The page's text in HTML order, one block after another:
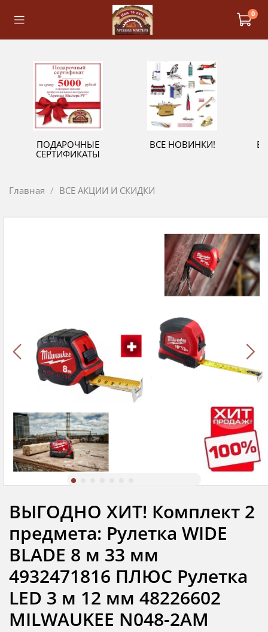
0
ПОДАРОЧНЫЕ
СЕРТИФИКАТЫ
ВСЕ НОВИНКИ!
Главная ВСЕ АКЦИИ И СКИДКИ
ВЫГОДНО ХИТ! Комплект 2
предмета: Рулетка WIDE
BLADE 8 м 33 мм
4932471816 ПЛЮС Рулетка
LED 3 м 12 мм 48226602
MILWAUKEE N048-2AM